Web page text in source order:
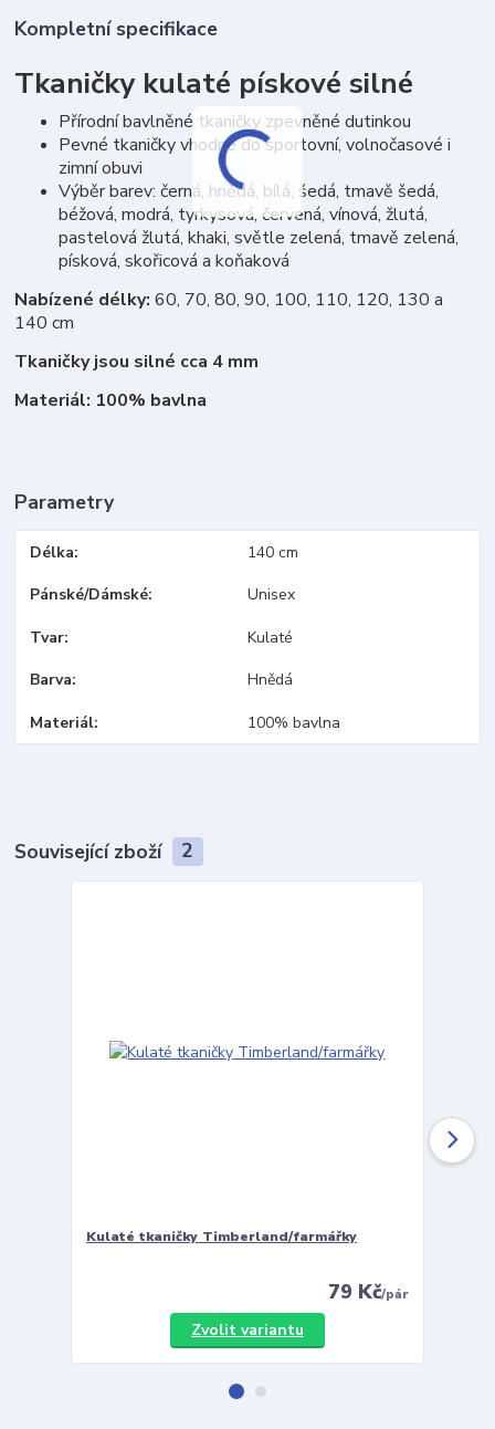
Kompletní specifikace
Tkaničky kulaté pískové silné
Přírodní bavlněné tkaničky zpevněné dutinkou
Pevné tkaničky vhodné do sportovní, volnočasové i
zimní obuvi
Výběr barev: černá, hnědá, bílá, šedá, tmavě šedá,
béžová, modrá, tyrkysová, červená, vínová, žlutá,
pastelová žlutá, khaki, světle zelená, tmavě zelená,
písková, skořicová a koňaková
Nabízené délky: 60, 70, 80, 90, 100, 110, 120, 130 a
140 cm
Tkaničky jsou silné cca 4 mm
Materiál: 100% bavlna
Parametry
Délka 140 cm
Pánské/Dámské Unisex
Tvar Kulaté
Barva Hnědá
Materiál 100% bavlna
Související zboží 2
Kulaté tkaničky Timberland/farmářky
79 Kč/pár
Zvolit variantu